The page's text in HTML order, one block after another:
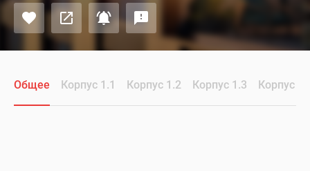
Общее Корпус 1.1 Корпус 1.2 Корпус 1.3 Корпус